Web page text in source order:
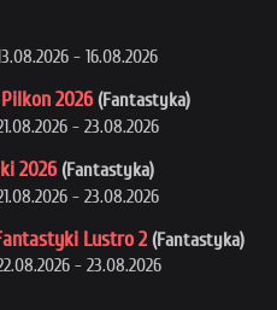
- 16.08.2026
2026 (Fantastyka)
- 23.08.2026
2026 (Fantastyka)
- 23.08.2026
Lustro 2 (Fantastyka)
- 23.08.2026